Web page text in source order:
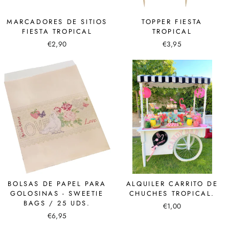
MARCADORES DE SITIOS
FIESTA TROPICAL
€2,90
TOPPER FIESTA
TROPICAL
€3,95
BOLSAS DE PAPEL PARA
GOLOSINAS - SWEETIE
BAGS / 25 UDS.
€6,95
ALQUILER CARRITO DE
CHUCHES TROPICAL.
€1,00